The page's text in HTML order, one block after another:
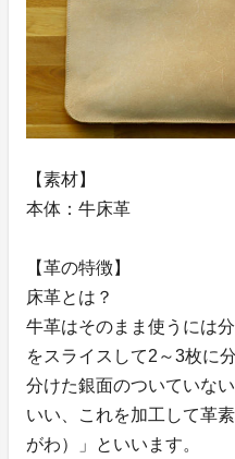
【素材】
本体：牛床革
【革の特徴】
床革とは？
牛革はそのまま使うには
をスライスして2～3枚に
分けた銀面のついていな
いい、これを加工して革
がわ）」といいます。